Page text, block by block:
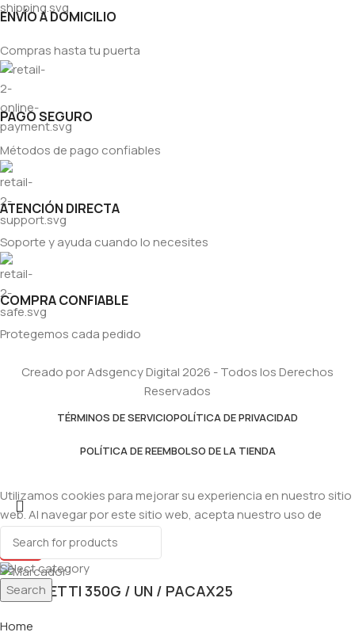
ENVÍO A DOMICILIO
Compras hasta tu puerta
PAGO SEGURO
Métodos de pago confiables
ATENCIÓN DIRECTA
Soporte y ayuda cuando lo necesites
COMPRA CONFIABLE
Protegemos cada pedido
Creado por Adsgency Digital 2026 - Todos los Derechos
Reservados
TÉRMINOS DE SERVICIOPOLÍTICA DE PRIVACIDAD
POLÍTICA DE REEMBOLSO DE LA TIENDA
Select category
Search
Utilizamos cookies para mejorar su experiencia en nuestro sitio
web. Al navegar por este sitio web, acepta nuestro uso de
cookies.
Accept
SPAGHETTI 350G / UN / PACAX25
Home